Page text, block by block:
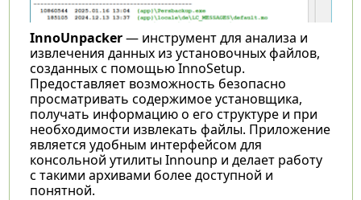
InnoUnpacker— инструмент для анализа и
извлечения данных из установочных файлов,
созданных с помощью InnoSetup.
Предоставляет возможность безопасно
просматривать содержимое установщика,
получать информацию о его структуре и при
необходимости извлекать файлы. Приложение
является удобным интерфейсом для
консольной утилиты Innounp и делает работу
с такими архивами более доступной и
понятной.